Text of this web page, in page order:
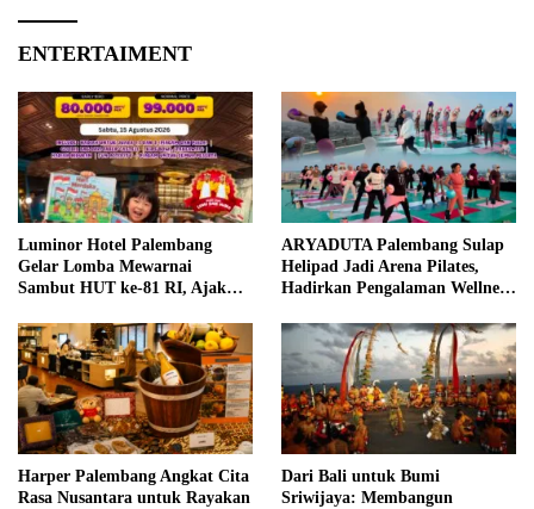
ENTERTAIMENT
Luminor Hotel Palembang
Gelar Lomba Mewarnai
Sambut HUT ke-81 RI, Ajak
ARYADUTA Palembang Sulap
Helipad Jadi Arena Pilates,
Hadirkan Pengalaman Wellness
Harper Palembang Angkat Cita
Rasa Nusantara untuk Rayakan
Dari Bali untuk Bumi
Sriwijaya: Membangun